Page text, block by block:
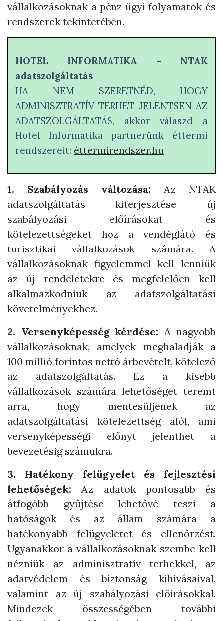
vállalkozásoknak a pénz ügyi folyamatok és
rendszerek tekintetében.
HOTEL INFORMATIKA - NTAK
adatszolgáltatás
HA NEM SZERETNÉD, HOGY
ADMINISZTRATÍV TERHET JELENTSEN AZ
ADATSZOLGÁLTATÁS, akkor válaszd a
Hotel Informatika partnerünk éttermi
rendszereit: éttermirendszer.hu
1. Szabályozás változása: Az NTAK
adatszolgáltatás kiterjesztése új
szabályozási előírásokat és
kötelezettségeket hoz a vendéglátó és
turisztikai vállalkozások számára. A
vállalkozásoknak figyelemmel kell lenniük
az új rendeletekre és megfelelően kell
alkalmazkodniuk az adatszolgáltatási
követelményekhez.
2. Versenyképesség kérdése: A nagyobb
vállalkozásoknak, amelyek meghaladják a
100 millió forintos nettó árbevételt, kötelező
az adatszolgáltatás. Ez a kisebb
vállalkozások számára lehetőséget teremt
arra, hogy mentesüljenek az
adatszolgáltatási kötelezettség alól, ami
versenyképességi előnyt jelenthet a
bevezetésig számukra.
3. Hatékony felügyelet és fejlesztési
lehetőségek: Az adatok pontosabb és
átfogóbb gyűjtése lehetővé teszi a
hatóságok és az állam számára a
hatékonyabb felügyeletet és ellenőrzést.
Ugyanakkor a vállalkozásoknak szembe kell
nézniük az adminisztratív terhekkel, az
adatvédelem és biztonság kihívásaival,
valamint az új szabályozási előírásokkal.
Mindezek összességében további